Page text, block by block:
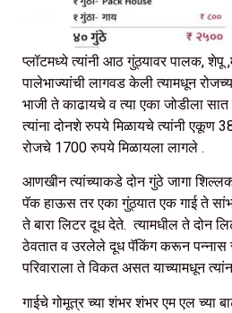
प्लॉटमध्ये त्यांनी आठ गुंठ्यावर पालक, शेपू
पालेभाज्यांची लागवड केली त्यामधून
भाजी ते काढायचे व त्या एका जोडीला
त्यांना दोनशे रुपये मिळायचे त्यांनी एकूण
रोजचे 1700 रुपये मिळायला लागले .
आणखीन त्यांच्याकडे दोन गुंठे जागा शिल्लक
पॅक हाऊस तर एका गुंठ्यात एक गाई ते
ते बारा लिटर दूध देते. त्यामधील ते दोन
ठेवतात व उरलेले दूध पॅकिंग करून पन्नास
परिवाराला ते विकत असत याच्यामधून
गाईचे गोमूत्र च्या शंभर शंभर एम एल च्या